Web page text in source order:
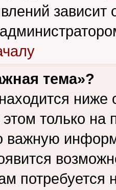
зависит
тема»?
ниже
только на
важную
потребуется